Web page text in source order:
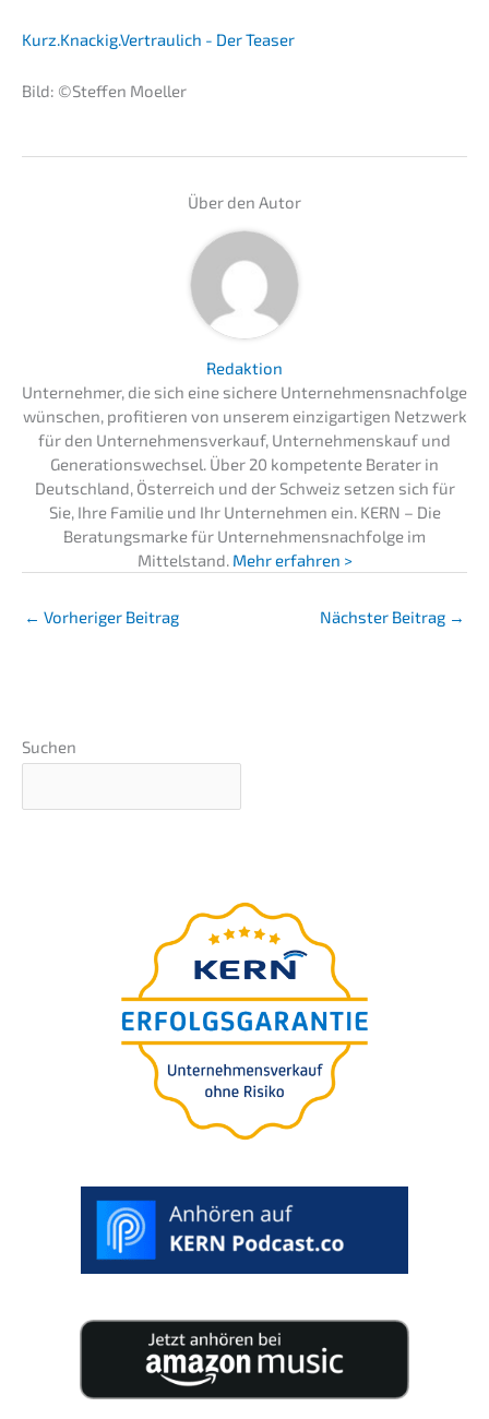
Kurz.Knackig.Vertraulich - Der Teaser
Bild: ©Steffen Moeller
Über den Autor
Redaktion
Unternehmer, die sich eine sichere Unternehmensnachfolge
wünschen, profitieren von unserem einzigartigen Netzwerk
für den Unternehmensverkauf, Unternehmenskauf und
Generationswechsel. Über 20 kompetente Berater in
Deutschland, Österreich und der Schweiz setzen sich für
Sie, Ihre Familie und Ihr Unternehmen ein. KERN – Die
Beratungsmarke für Unternehmensnachfolge im
Mittelstand. Mehr erfahren >
← Vorheriger Beitrag Nächster Beitrag →
Suchen
ultimative Ratgeber
für Ihre Unternehmens-
nachfolge
geballtes Wissen für Ihre Unternehmensnachfolge.